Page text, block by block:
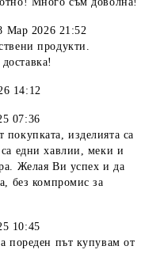
Мар 2026 21:52
продукти.
14:12
07:36
изделията са
са едни хавлии, меки и
Желая Ви успех и да
без компромис за
10:45
пореден път купувам от